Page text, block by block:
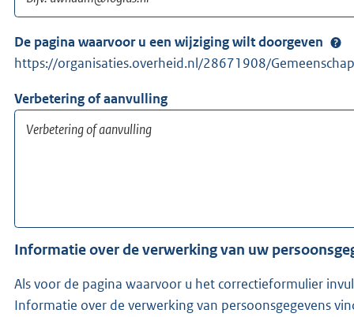
De pagina waarvoor u een wijziging wilt doorgeven
https://organisaties.overheid.nl/28671908/
Verbetering of aanvulling
Informatie over de verwerking van uw
Als voor de pagina waarvoor u het correctieformulier
Informatie over de verwerking van persoonsgegevens